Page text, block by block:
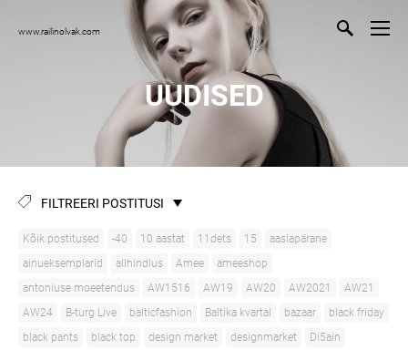
www.railinolvak.com
UUDISED
FILTREERI POSTITUSI
Kõik postitused -40 10 aastat 11dets 15
aasiapärane
ainueksemplarid
allhindlus Amee
ameeshop
antoniuse moeetendus
AW1516 AW19 AW20 AW2021
AW21
AW24
B-turg Live balticfashion Baltika kvartal bazaar
black friday
black pants
black top design market designmarket
Di5ain